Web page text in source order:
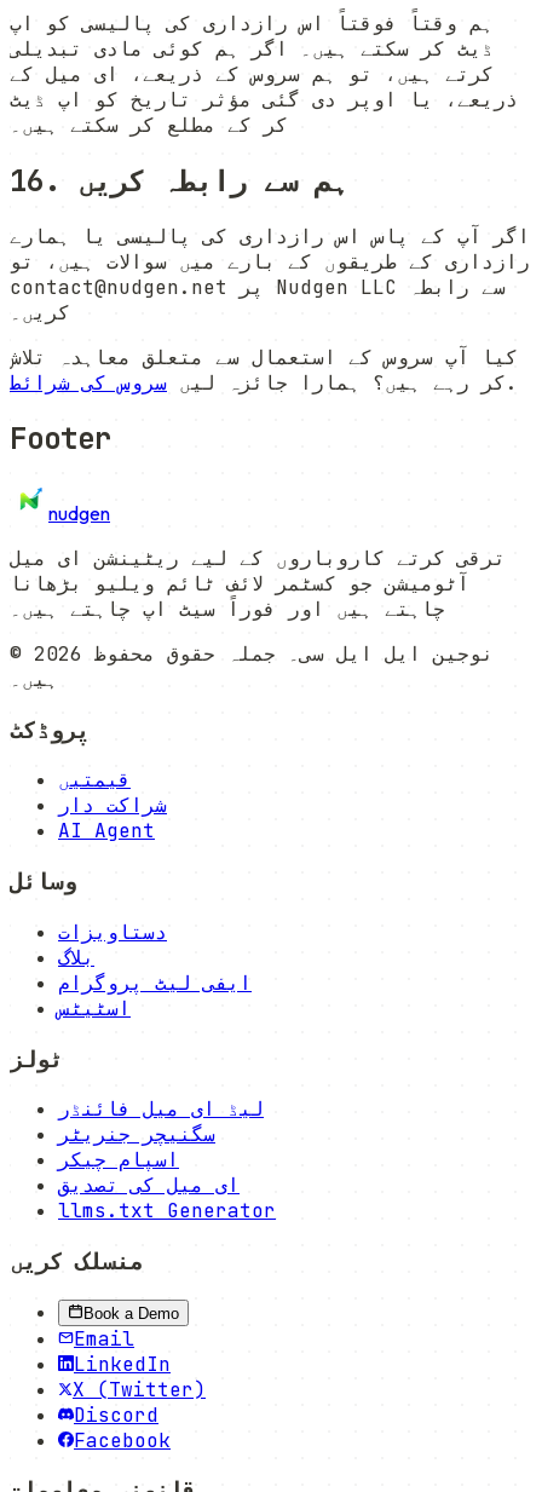
ہم وقتاً فوقتاً اس رازداری کی پالیسی کو اپ
ڈیٹ کر سکتے ہیں۔ اگر ہم کوئی مادی تبدیلی
کرتے ہیں، تو ہم سروس کے ذریعے، ای میل کے
ذریعے، یا اوپر دی گئی مؤثر تاریخ کو اپ ڈیٹ
کر کے مطلع کر سکتے ہیں۔
16. ہم سے رابطہ کریں
اگر آپ کے پاس اس رازداری کی پالیسی یا ہمارے
رازداری کے طریقوں کے بارے میں سوالات ہیں، تو
contact@nudgen.net پر Nudgen LLC سے رابطہ
کریں۔
کیا آپ سروس کے استعمال سے متعلق معاہدہ تلاش
کر رہے ہیں؟ ہمارا جائزہ لیں سروس کی شرائط .
Footer
nudgen
ترقی کرتے کاروباروں کے لیے ریٹینشن ای میل
آٹومیشن جو کسٹمر لائف ٹائم ویلیو بڑھانا
چاہتے ہیں اور فوراً سیٹ اپ چاہتے ہیں۔
© 2026 نوجین ایل ایل سی۔ جملہ حقوق محفوظ
ہیں۔
پروڈکٹ
قیمتیں
شراکت دار
AI Agent
وسائل
دستاویزات
بلاگ
ایفی لیٹ پروگرام
اسٹیٹس
ٹولز
لیڈ ای میل فائنڈر
سگنیچر جنریٹر
اسپام چیکر
ای میل کی تصدیق
llms.txt Generator
منسلک کریں
Book a Demo
Email
LinkedIn
X (Twitter)
Discord
Facebook